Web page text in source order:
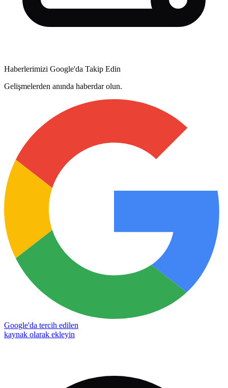
Haberlerimizi Google'da Takip Edin
Gelişmelerden anında haberdar olun.
Google'da tercih edilen
kaynak olarak ekleyin